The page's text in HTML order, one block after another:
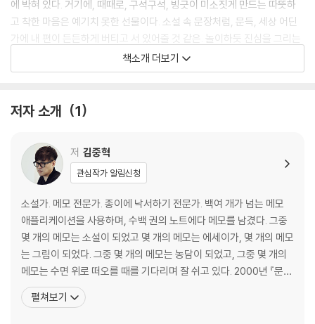
에 박혀 있다. 거기에, 때때로, 구석구석, 빙긋이 미소짓게 만드는 따뜻하
고 착한 마음은 예기치 못한 선물이다. 소설 속 문장처럼, 문득, 세상 어딘
가에 내 편이 든든하게 버티고 서 있어줄 것 같은. 놀이하듯 진심을 그리는
그의 두번째 장편소설 『미스터 모노레일』. 김중혁이 새로운 주사위를 던졌
다. 이 세상이라는, 그리고 소설이라는 게임판 위에. 그가 던진 저 주사위
책소개 더보기
저자 소개 1
저 김중혁
관심작가 알림신청
소설가. 메모 전문가. 종이에 낙서하기 전문가. 백여 개가 넘는 메모
애플리케이션을 사용하며, 수백 권의 노트에다 메모를 남겼다. 그중
몇 개의 메모는 소설이 되었고 몇 개의 메모는 에세이가, 몇 개의 메모
는 그림이 되었다. 그중 몇 개의 메모는 농담이 되었고, 그중 몇 개의
메모는 수면 위로 떠오를 때를 기다리며 잘 쉬고 있다. 2000년 『문학
과사회』에 중편소설 「펭귄뉴스」를 발표하며 데뷔했다. 소설집 『1F/B
1 일층, 지하 일층』, 『악기들의 도서관』, 『당신의 그림자는 월요일』,
펼쳐보기